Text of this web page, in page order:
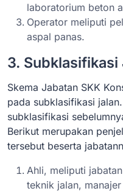
laboratorium beton
Operator meliputi
aspal panas.
3. Subklasifikasi
Skema Jabatan SKK
pada subklasifikasi
subklasifikasi
Berikut merupakan
tersebut beserta
Ahli, meliputi
teknik jalan,